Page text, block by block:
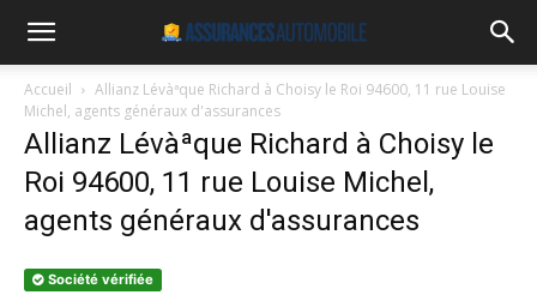
Accueil
Allianz Lévàªque Richard à Choisy le Roi 94600, 11 rue Louise
Michel, agents généraux d'assurances
Allianz Lévàªque Richard à Choisy le
Roi 94600, 11 rue Louise Michel,
agents généraux d'assurances
Société vérifiée